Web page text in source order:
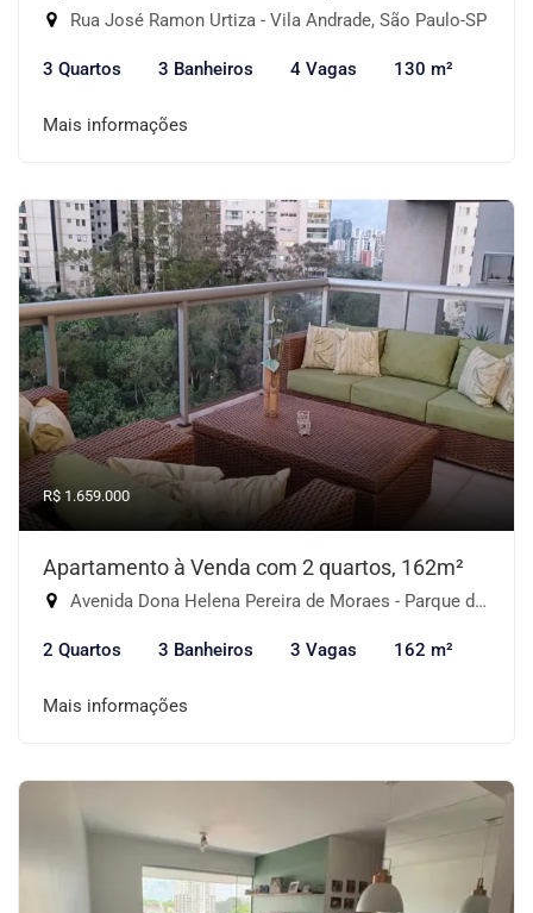
Rua José Ramon Urtiza - Vila Andrade, São Paulo-SP
3 Quartos 3 Banheiros 4 Vagas 130 m²
Mais informações
R$ 1.659.000
Apartamento à Venda com 2 quartos, 162m²
Avenida Dona Helena Pereira de Moraes - Parque do Morumbi, São Paulo-SP
2 Quartos 3 Banheiros 3 Vagas 162 m²
Mais informações